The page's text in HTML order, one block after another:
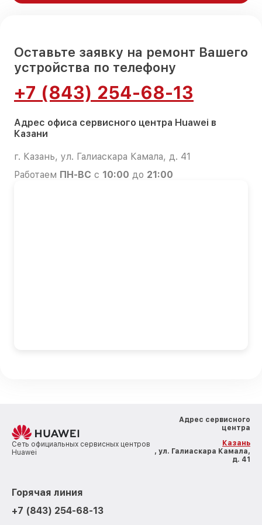
Оставьте заявку на ремонт Вашего
устройства по телефону
+7 (843) 254-68-13
Адрес офиса сервисного центра Huawei в
Казани
г. Казань, ул. Галиаскара Камала, д. 41
Работаем ПН-ВС с 10:00 до 21:00
Сеть официальных сервисных центров
Huawei
Адрес сервисного
центра
Казань
, ул. Галиаскара Камала,
д. 41
Горячая линия
+7 (843) 254-68-13